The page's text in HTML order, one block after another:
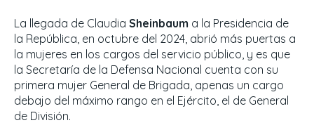
La llegada de Claudia Sheinbaum a la Presidencia de
la República, en octubre del 2024, abrió más puertas a
la mujeres en los cargos del servicio público, y es que
la Secretaría de la Defensa Nacional cuenta con su
primera mujer General de Brigada, apenas un cargo
debajo del máximo rango en el Ejército, el de General
de División.